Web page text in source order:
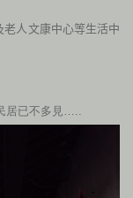
人文康中心等生活中
居已不多見…..